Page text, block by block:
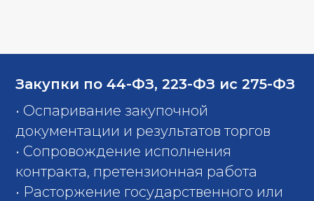
Закупки по 44-ФЗ, 223-ФЗ ис 275-ФЗ
• Оспаривание закупочной
документации и результатов торгов
• Сопровождение исполнения
контракта, претензионная работа
• Расторжение государственного или